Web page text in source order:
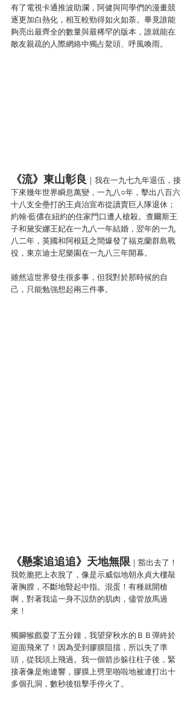
有了電視卡通推波助瀾，阿健與同學們的漫畫競
逐更加白熱化，相互較勁得如火如荼。畢竟誰能
夠亮出最齊全的數量與最稀罕的版本，誰就能在
敵友親疏的人際網絡中獨占鰲頭、呼風喚雨。
《流》東山彰良 ｜我在一九七九年退伍，接
下來幾年世界瞬息萬變，一九八○年，擊出八百六
十八支全壘打的王貞治宣布從讀賣巨人隊退休；
約翰‧藍儂在紐約的住家門口遭人槍殺。查爾斯王
子和黛安娜王妃在一九八一年結婚，翌年的一九
八二年，英國和阿根廷之間爆發了福克蘭群島戰
役，東京迪士尼樂園在一九八三年開幕。
雖然這世界發生很多事，但我對於那時候的自
己，只能勉強想起兩三件事。
《懸案追追追》天地無限 ｜豁出去了！
我乾脆把上衣脫了，像是示威似地朝永貞大樓敲
著胸膛，不斷地豎起中指。混蛋！有種就開槍
啊，對著我這一身不設防的肌肉，儘管放馬過
來！
獨腳猴戲耍了五分鐘，我望穿秋水的ＢＢ彈終於
迎面飛來了！因為受到膠膜阻擋，所以失了準
頭，從我頭上飛過。我一個箭步躲往柱子後，緊
接著像是炮連響，膠膜上劈里啪啦地被連打出十
多個孔洞，數秒後狙擊手停火了。